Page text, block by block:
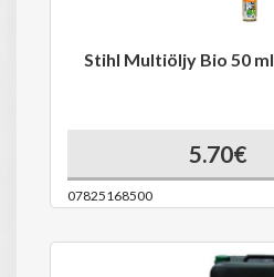
Stihl Multiöljy Bio 50 ml
5.70€
07825168500